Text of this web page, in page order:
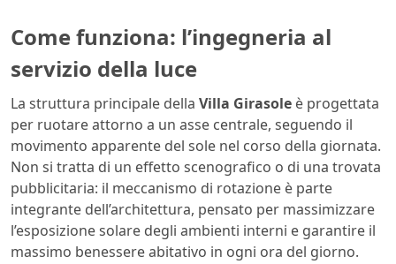
Come funziona: l’ingegneria al
servizio della luce
La struttura principale della Villa Girasole è progettata
per ruotare attorno a un asse centrale, seguendo il
movimento apparente del sole nel corso della giornata.
Non si tratta di un effetto scenografico o di una trovata
pubblicitaria: il meccanismo di rotazione è parte
integrante dell’architettura, pensato per massimizzare
l’esposizione solare degli ambienti interni e garantire il
massimo benessere abitativo in ogni ora del giorno.